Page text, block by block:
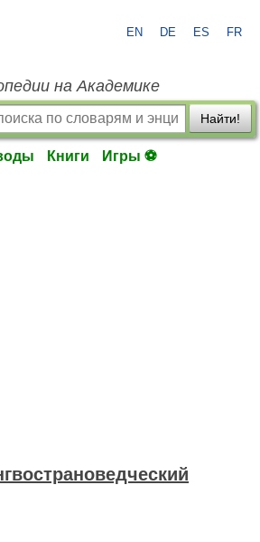
EN DE ES FR
на Академике
Найти!
Книги Игры ⚽